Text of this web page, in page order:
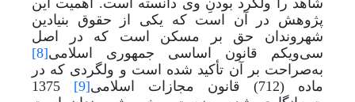
شاهد را ولگرد بودنِ وی دانسته است. اهمیت این
پژوهش در آن است که یکی از حقوق بنیادین
شهروندان حق بر مسکن است که در اصل
سی‌و‌یکم قانون اساسی جمهوری اسلامی[8]
به‌صراحت بر آن تأکید شده است و ولگردی که در
ماده (712) قانون مجازات اسلامی
[9]
1375